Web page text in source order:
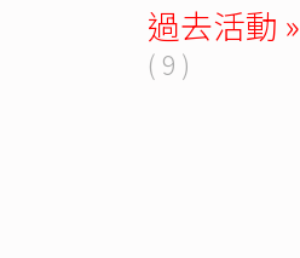
過去活動 »
( 9 )